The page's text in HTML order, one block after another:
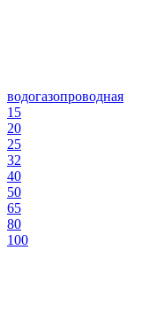
водогазопроводная
15
20
25
32
40
50
65
80
100